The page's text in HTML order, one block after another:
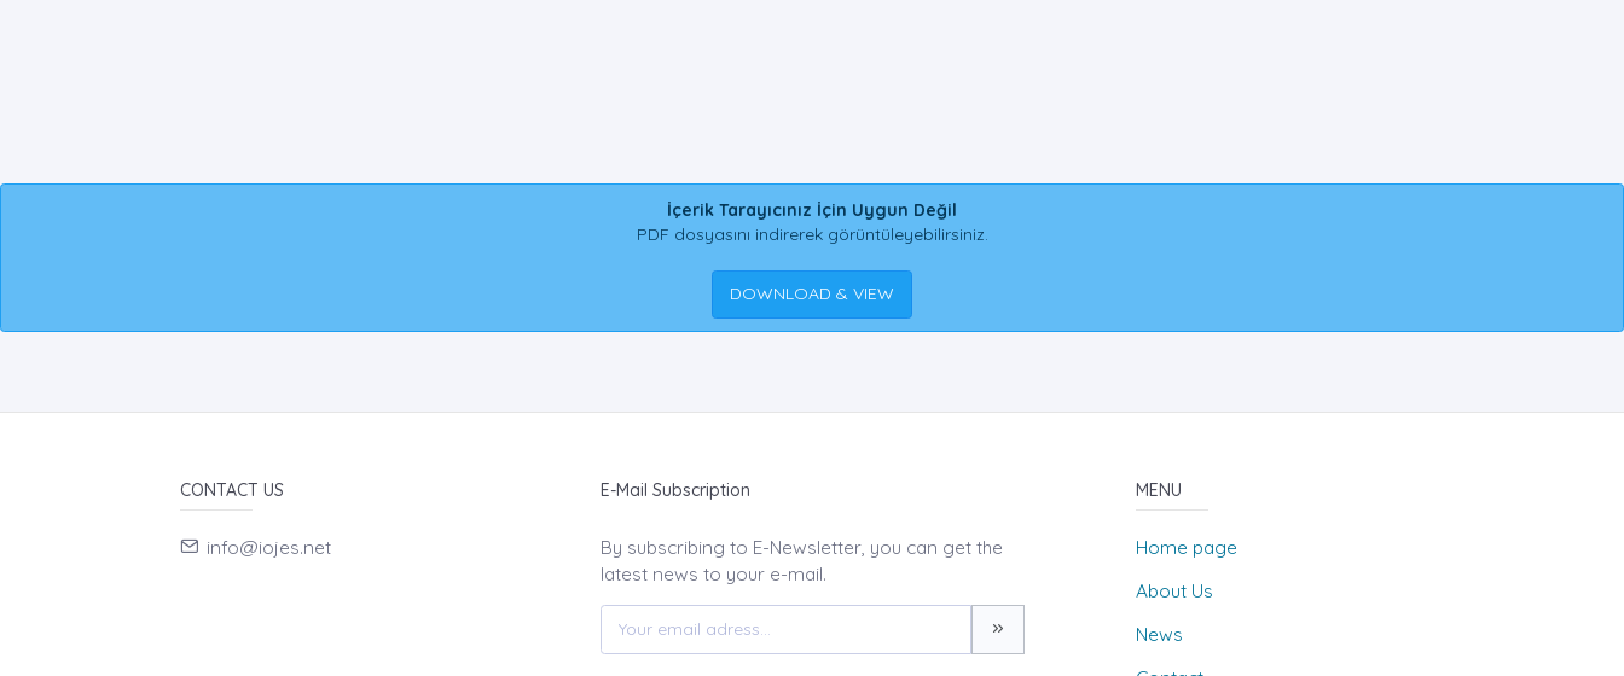
İçerik Tarayıcınız İçin Uygun Değil
PDF dosyasını indirerek görüntüleyebilirsiniz.
DOWNLOAD & VIEW
CONTACT US
info@iojes.net
E-Mail Subscription
By subscribing to E-Newsletter, you can get the
latest news to your e-mail.
MENU
Home page
About Us
News